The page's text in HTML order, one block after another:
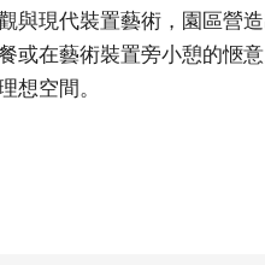
與現代裝置藝術，園區營
或在藝術裝置旁小憩的愜
想空間。